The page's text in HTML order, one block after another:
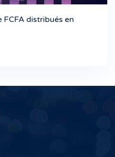
FCFA distribués en